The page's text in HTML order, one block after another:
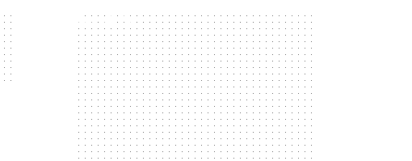
300 x 600